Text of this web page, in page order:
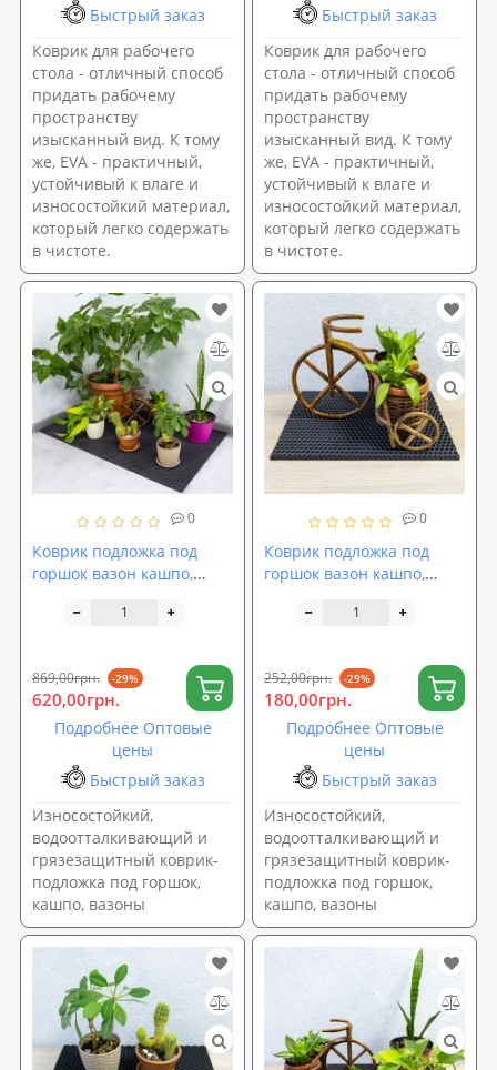
Быстрый заказ
Коврик для рабочего
стола - отличный способ
придать рабочему
пространству
изысканный вид. К тому
же, EVA - практичный,
устойчивый к влаге и
износостойкий материал,
который легко содержать
в чистоте.
Быстрый заказ
Коврик для рабочего
стола - отличный способ
придать рабочему
пространству
изысканный вид. К тому
же, EVA - практичный,
устойчивый к влаге и
износостойкий материал,
который легко содержать
в чистоте.
0
Коврик подложка под
горшок вазон кашпо,
грязезащитный OSPORT
869,00грн. -29%
620,00грн.
Подробнее Оптовые
цены
Быстрый заказ
Износостойкий,
водоотталкивающий и
грязезащитный коврик-
подложка под горшок,
кашпо, вазоны
0
Коврик подложка под
горшок вазон кашпо,
грязезащитный OSPORT
252,00грн. -29%
180,00грн.
Подробнее Оптовые
цены
Быстрый заказ
Износостойкий,
водоотталкивающий и
грязезащитный коврик-
подложка под горшок,
кашпо, вазоны